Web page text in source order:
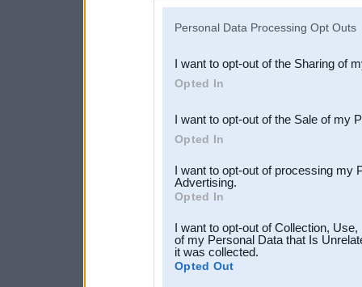
Downstream Participants
third parties.
Personal Data Processing Opt Outs
I want to opt-out of the Sharing of
Opted In
I want to opt-out of the Sale of my
Opted In
I want to opt-out of processing my
Advertising.
Opted In
I want to opt-out of Collection,
of my Personal Data that Is
it was collected.
Opted Out